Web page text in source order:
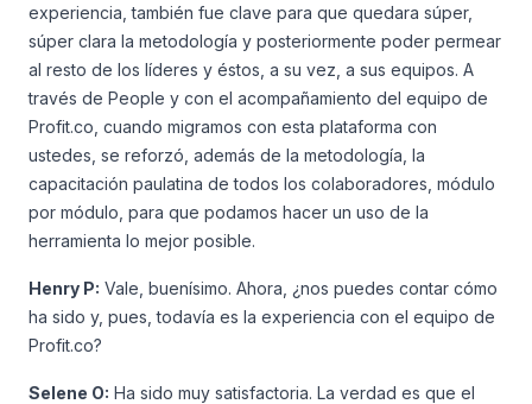
experiencia, también fue clave para que quedara súper,
súper clara la metodología y posteriormente poder permear
al resto de los líderes y éstos, a su vez, a sus equipos. A
través de People y con el acompañamiento del equipo de
Profit.co, cuando migramos con esta plataforma con
ustedes, se reforzó, además de la metodología, la
capacitación paulatina de todos los colaboradores, módulo
por módulo, para que podamos hacer un uso de la
herramienta lo mejor posible.
Henry P: Vale, buenísimo. Ahora, ¿nos puedes contar cómo
ha sido y, pues, todavía es la experiencia con el equipo de
Profit.co?
Selene O: Ha sido muy satisfactoria. La verdad es que el